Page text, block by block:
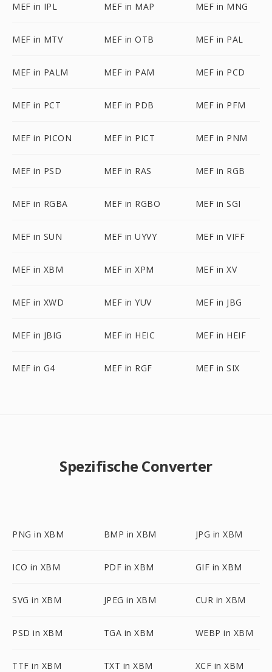
MEF in IPL MEF in MAP MEF in MNG
MEF in MTV MEF in OTB MEF in PAL
MEF in PALM MEF in PAM MEF in PCD
MEF in PCT MEF in PDB MEF in PFM
MEF in PICON MEF in PICT MEF in PNM
MEF in PSD MEF in RAS MEF in RGB
MEF in RGBA MEF in RGBO MEF in SGI
MEF in SUN MEF in UYVY MEF in VIFF
MEF in XBM MEF in XPM MEF in XV
MEF in XWD MEF in YUV MEF in JBG
MEF in JBIG MEF in HEIC MEF in HEIF
MEF in G4 MEF in RGF MEF in SIX
Spezifische Converter
PNG in XBM BMP in XBM JPG in XBM
ICO in XBM PDF in XBM GIF in XBM
SVG in XBM JPEG in XBM CUR in XBM
PSD in XBM TGA in XBM WEBP in XBM
TTF in XBM TXT in XBM XCF in XBM